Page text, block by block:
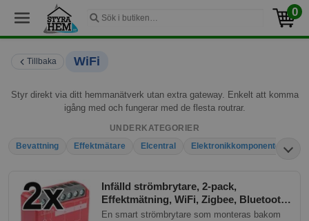
0
Tillbaka WiFi
Styr direkt via ditt hemmanätverk utan extra gateway. Enkelt att komma
igång med och fungerar med de flesta routrar.
UNDERKATEGORIER
Bevattning
Effektmätare Elcentral Elektronikkomponenter
Infälld strömbrytare, 2-pack,
Effektmätning, WiFi, Zigbee, Bluetooth,
Matter, Shelly 1PM Gen4
En smart strömbrytare som monteras bakom